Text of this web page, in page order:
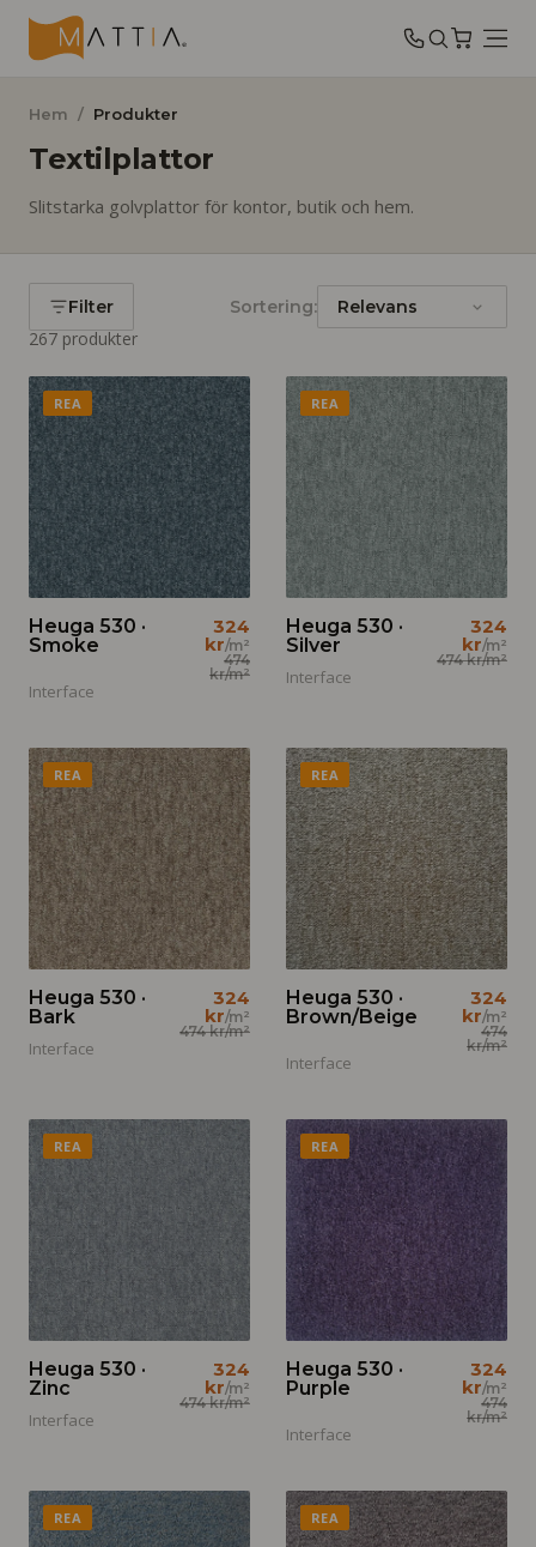
Hem / Produkter
Textilplattor
Slitstarka golvplattor för kontor, butik och hem.
Filter Sortering:
267produkter
REA
Heuga 530 ·
Smoke
324
kr/m²
474
kr/m²
Interface
REA
Heuga 530 ·
Silver
324
kr/m²
474 kr/m²
Interface
REA
Heuga 530 ·
Bark
324
kr/m²
474 kr/m²
Interface
REA
Heuga 530 ·
Brown/Beige
324
kr/m²
474
kr/m²
Interface
REA
Heuga 530 ·
Zinc
324
kr/m²
474 kr/m²
Interface
REA
Heuga 530 ·
Purple
324
kr/m²
474
kr/m²
Interface
REA REA